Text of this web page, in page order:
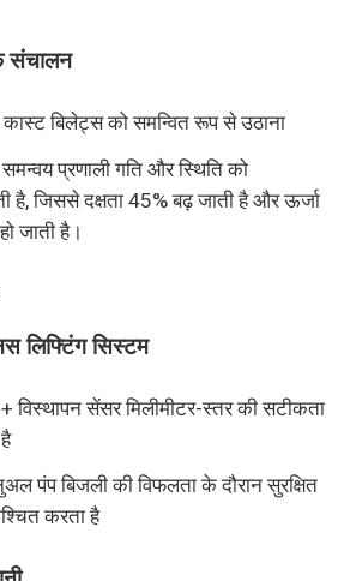
संचालन
कास्ट बिलेट्स को समन्वित रूप से उठाना
समन्वय प्रणाली गति और स्थिति को
है, जिससे दक्षता 45% बढ़ जाती है और ऊर्जा
जाती है।
लिफ्टिंग सिस्टम
विस्थापन सेंसर मिलीमीटर-स्तर की सटीकता
पंप बिजली की विफलता के दौरान सुरक्षित
करता है